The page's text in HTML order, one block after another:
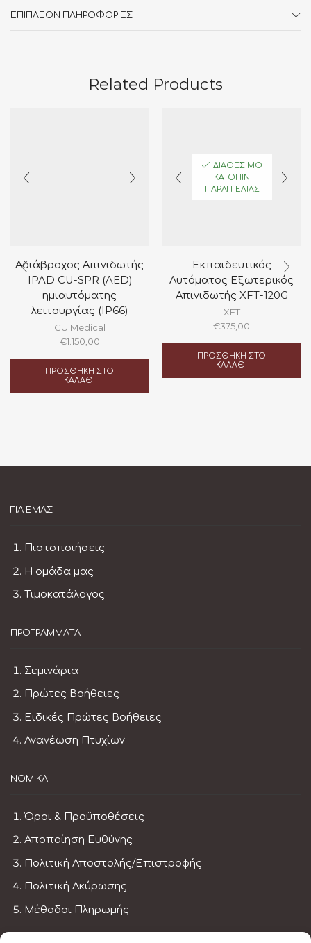
ΕΠΙΠΛΈΟΝ ΠΛΗΡΟΦΟΡΊΕΣ
Related Products
Αδιάβροχος Απινιδωτής
IPAD CU-SPR (AED)
ημιαυτόματης
λειτουργίας (IP66)
CU Medical
€1.150,00
ΠΡΟΣΘΉΚΗ ΣΤΟ
ΚΑΛΆΘΙ
ΔΙΑΘΈΣΙΜΟ
ΚΑΤΌΠΙΝ
ΠΑΡΑΓΓΕΛΊΑΣ
Εκπαιδευτικός
Αυτόματος Εξωτερικός
Απινιδωτής XFT-120G
XFT
€375,00
ΠΡΟΣΘΉΚΗ ΣΤΟ
ΚΑΛΆΘΙ
ΓΙΑ ΕΜΆΣ
Πιστοποιήσεις
Η ομάδα μας
Τιμοκατάλογος
ΠΡΟΓΡΆΜΜΑΤΑ
Σεμινάρια
Πρώτες Βοήθειες
Ειδικές Πρώτες Βοήθειες
Ανανέωση Πτυχίων
ΝΟΜΙΚΆ
Όροι & Προϋποθέσεις
Αποποίηση Ευθύνης
Πολιτική Αποστολής/Επιστροφής
Πολιτική Ακύρωσης
Μέθοδοι Πληρωμής